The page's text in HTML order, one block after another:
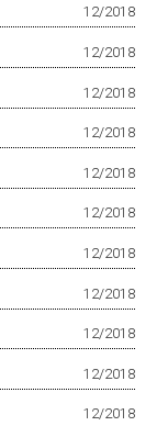
12/2018
12/2018
12/2018
12/2018
12/2018
12/2018
12/2018
12/2018
12/2018
12/2018
12/2018